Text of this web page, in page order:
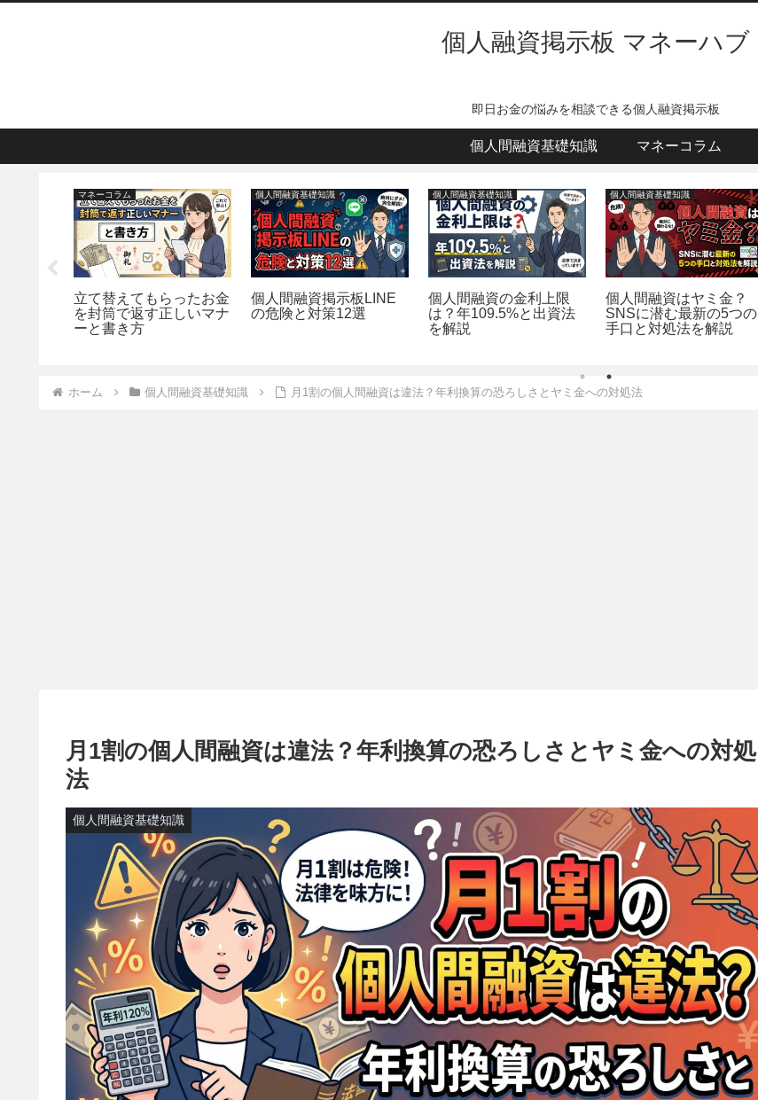
個人融資掲示板 マネーハブ
即日お金の悩みを相談できる個人融資掲示板
個人間融資基礎知識 マネーコラム
マネーコラム
立て替えてもらったお金
を封筒で返す正しいマナ
ーと書き方
個人間融資基礎知識
個人間融資掲示板LINE
の危険と対策12選
個人間融資基礎知識
個人間融資の金利上限
は？年109.5%と出資法
を解説
個人間融資基礎知識
個人間融資はヤミ金？
SNSに潜む最新の5つの
手口と対処法を解説
ホーム 個人間融資基礎知識 月1割の個人間融資は違法？年利換算の恐ろしさとヤミ金への対処法
月1割の個人間融資は違法？年利換算の恐ろしさとヤミ金への対処
法
個人間融資基礎知識